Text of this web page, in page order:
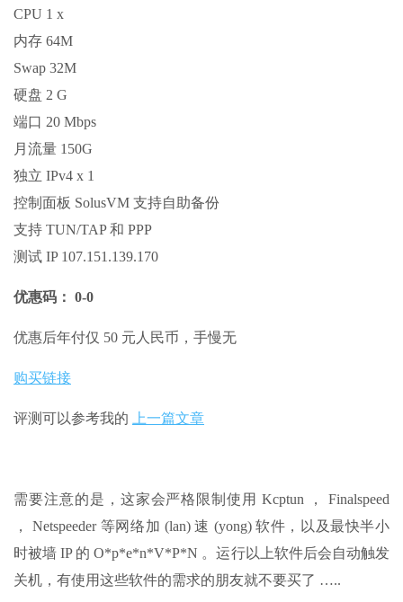
CPU 1 x
内存 64M
Swap 32M
硬盘 2 G
端口 20 Mbps
月流量 150G
独立 IPv4 x 1
控制面板 SolusVM 支持自助备份
支持 TUN/TAP 和 PPP
测试 IP 107.151.139.170
优惠码： 0-0
优惠后年付仅 50 元人民币，手慢无
购买链接
评测可以参考我的 上一篇文章
需要注意的是，这家会严格限制使用 Kcptun ， Finalspeed
， Netspeeder 等网络加 (lan) 速 (yong) 软件，以及最快半小
时被墙 IP 的 O*p*e*n*V*P*N 。运行以上软件后会自动触发
关机，有使用这些软件的需求的朋友就不要买了 …..